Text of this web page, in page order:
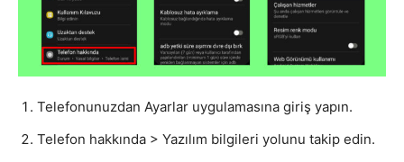
Telefonunuzdan Ayarlar uygulamasına giriş yapın.
Telefon hakkında > Yazılım bilgileri yolunu takip edin.